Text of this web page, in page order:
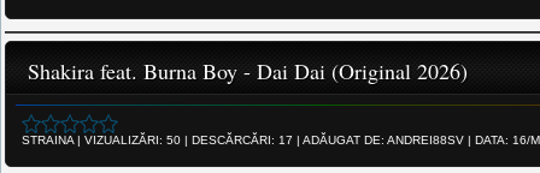
Shakira feat. Burna Boy - Dai Dai (Original 2026)
STRAINA| VIZUALIZĂRI: 50 | DESCĂRCĂRI: 17 | ADĂUGAT DE: ANDREI88SV | DATA: 16/